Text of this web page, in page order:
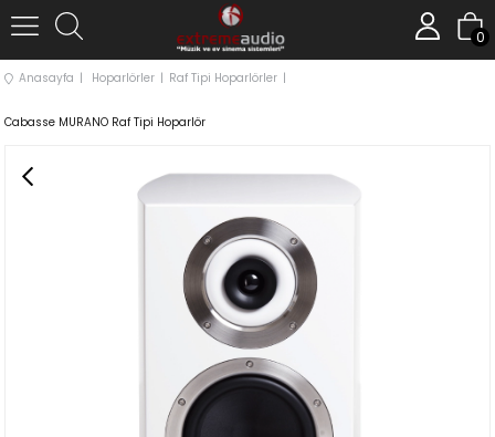
0
Anasayfa Hoparlörler Raf Tipi Hoparlörler
Cabasse MURANO Raf Tipi Hoparlör